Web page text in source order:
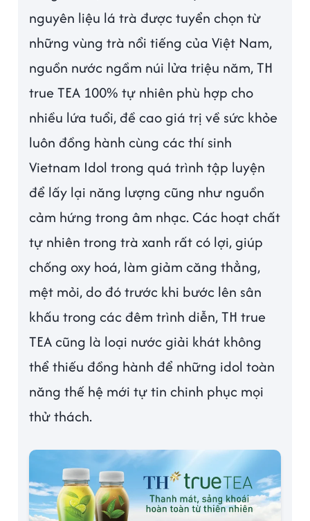
nguyên liệu lá trà được tuyển chọn từ
những vùng trà nổi tiếng của Việt Nam,
nguồn nước ngầm núi lửa triệu năm, TH
true TEA 100% tự nhiên phù hợp cho
nhiều lứa tuổi, đề cao giá trị về sức khỏe
luôn đồng hành cùng các thí sinh
Vietnam Idol trong quá trình tập luyện
để lấy lại năng lượng cũng như nguồn
cảm hứng trong âm nhạc. Các hoạt chất
tự nhiên trong trà xanh rất có lợi, giúp
chống oxy hoá, làm giảm căng thẳng,
mệt mỏi, do đó trước khi bước lên sân
khấu trong các đêm trình diễn, TH true
TEA cũng là loại nước giải khát không
thể thiếu đồng hành để những idol toàn
năng thế hệ mới tự tin chinh phục mọi
thử thách.